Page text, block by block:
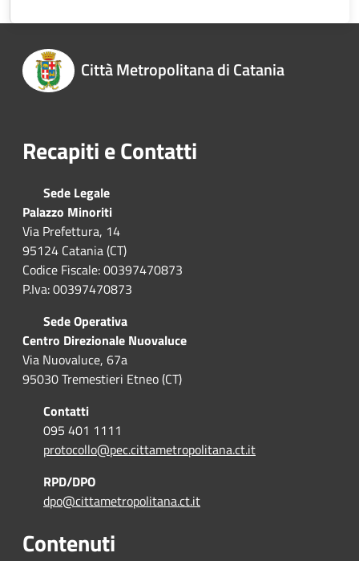
Città Metropolitana di Catania
Recapiti e Contatti
Sede Legale
Palazzo Minoriti
Via Prefettura, 14
95124 Catania (CT)
Codice Fiscale: 00397470873
P.Iva: 00397470873
Sede Operativa
Centro Direzionale Nuovaluce
Via Nuovaluce, 67a
95030 Tremestieri Etneo (CT)
Contatti
095 401 1111
protocollo@pec.cittametropolitana.ct.it
RPD/DPO
dpo@cittametropolitana.ct.it
Contenuti